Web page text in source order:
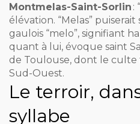
Montmelas-Saint-Sorlin :
élévation. “Melas”
gaulois “melo”, signifiant
quant à lui, évoque saint
de Toulouse, dont le
Sud-Ouest.
Le terroir,
syllabe